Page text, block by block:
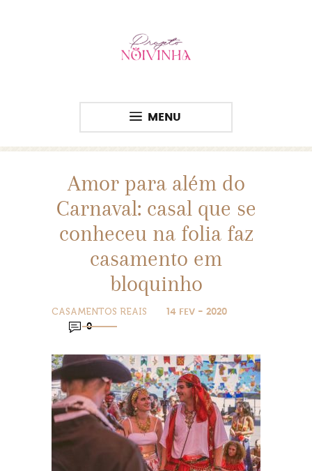
MENU
Amor para além do
Carnaval: casal que se
conheceu na folia faz
casamento em
bloquinho
CASAMENTOS REAIS
14 FEV - 2020
0